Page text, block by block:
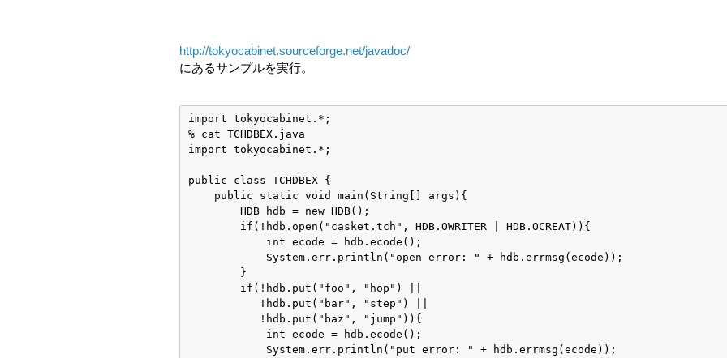
http://tokyocabinet.sourceforge.net/javadoc/
にあるサンプルを実行。
import tokyocabinet.*;
% cat TCHDBEX.java
import tokyocabinet.*;
public class TCHDBEX {
    public static void main(String[] args){
        HDB hdb = new HDB();
        if(!hdb.open("casket.tch", HDB.OWRITER | HDB.OCREAT)){
            int ecode = hdb.ecode();
            System.err.println("open error: " + hdb.errmsg(ecode));
        }
        if(!hdb.put("foo", "hop") ||
           !hdb.put("bar", "step") ||
           !hdb.put("baz", "jump")){
            int ecode = hdb.ecode();
            System.err.println("put error: " + hdb.errmsg(ecode));